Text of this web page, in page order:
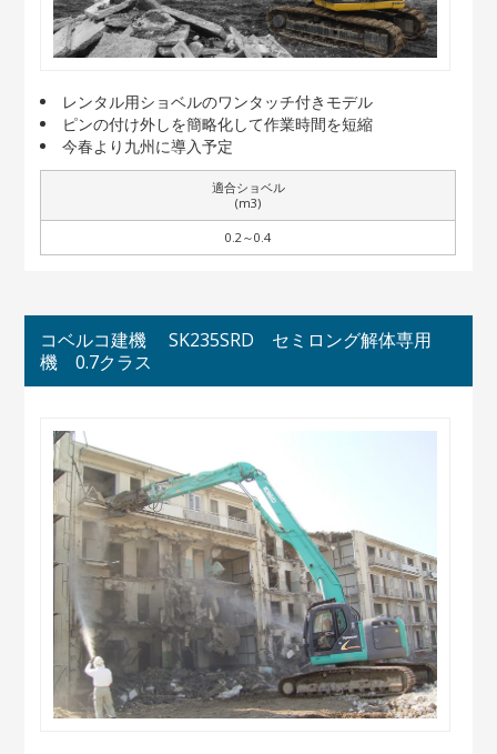
レンタル用ショベルのワンタッチ付きモデル
ピンの付け外しを簡略化して作業時間を短縮
今春より九州に導入予定
適合ショベル
(m3)
0.2～0.4
コベルコ建機 SK235SRD セミロング解体専用
機 0.7クラス